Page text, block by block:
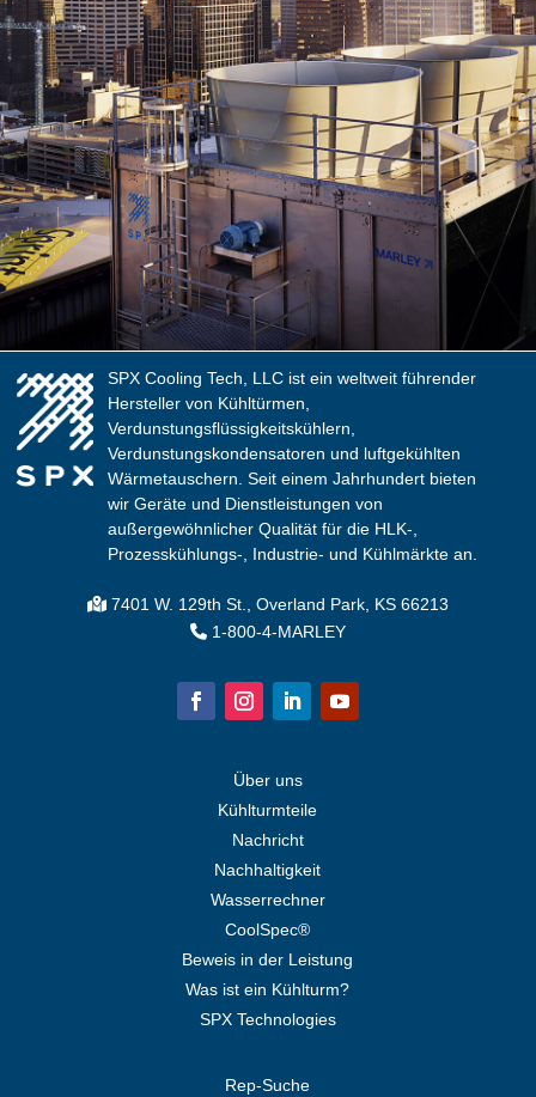
SPX Cooling Tech, LLC ist ein weltweit führender
Hersteller von Kühltürmen,
Verdunstungsflüssigkeitskühlern,
Verdunstungskondensatoren und luftgekühlten
Wärmetauschern. Seit einem Jahrhundert bieten
wir Geräte und Dienstleistungen von
außergewöhnlicher Qualität für die HLK-,
Prozesskühlungs-, Industrie- und Kühlmärkte an.
7401 W. 129th St., Overland Park, KS 66213
1-800-4-MARLEY
Über uns
Kühlturmteile
Nachricht
Nachhaltigkeit
Wasserrechner
CoolSpec®
Beweis in der Leistung
Was ist ein Kühlturm?
SPX Technologies
Rep-Suche